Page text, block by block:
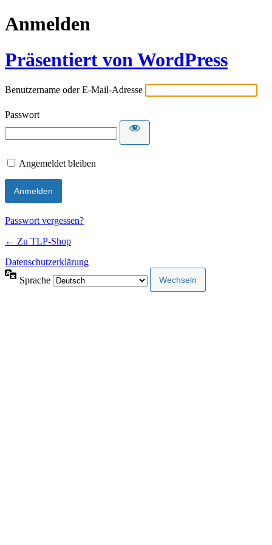
Anmelden
Präsentiert von WordPress
Benutzername oder E-Mail-Adresse
Passwort
Angemeldet bleiben
Passwort vergessen?
← Zu TLP-Shop
Datenschutzerklärung
Sprache